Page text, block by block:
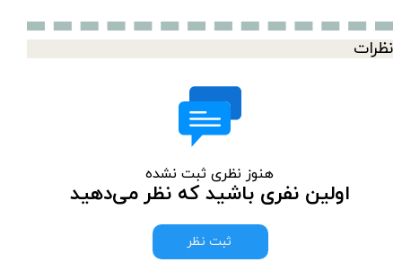
نظرات
هنوز نظری ثبت نشده
اولین نفری باشید که نظر می‌دهید
ثبت نظر